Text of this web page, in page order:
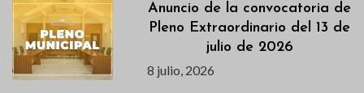
Anuncio de la convocatoria de
Pleno Extraordinario del 13 de
julio de 2026
8 julio, 2026